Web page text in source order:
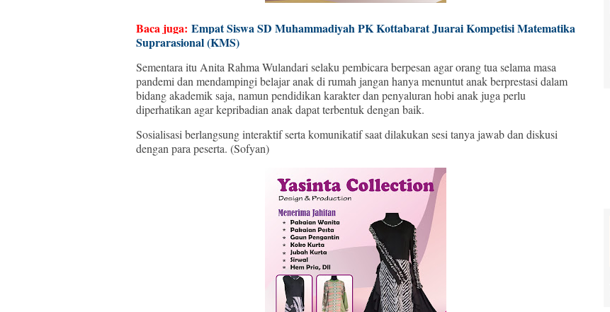
Baca juga: Empat Siswa SD Muhammadiyah PK Kottabarat Juarai Kompetisi Matematika
Suprarasional (KMS)
Sementara itu Anita Rahma Wulandari selaku pembicara berpesan agar orang tua selama masa
pandemi dan mendampingi belajar anak di rumah jangan hanya menuntut anak berprestasi dalam
bidang akademik saja, namun pendidikan karakter dan penyaluran hobi anak juga perlu
diperhatikan agar kepribadian anak dapat terbentuk dengan baik.
Sosialisasi berlangsung interaktif serta komunikatif saat dilakukan sesi tanya jawab dan diskusi
dengan para peserta. (Sofyan)